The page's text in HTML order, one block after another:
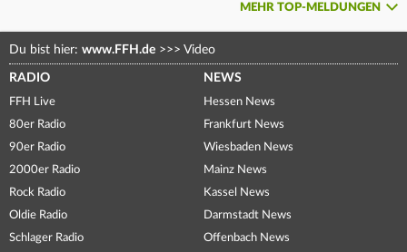
MEHR TOP-MELDUNGEN
Du bist hier: www.FFH.de >>> Video
RADIO
FFH Live
80er Radio
90er Radio
2000er Radio
Rock Radio
Oldie Radio
Schlager Radio
NEWS
Hessen News
Frankfurt News
Wiesbaden News
Mainz News
Kassel News
Darmstadt News
Offenbach News